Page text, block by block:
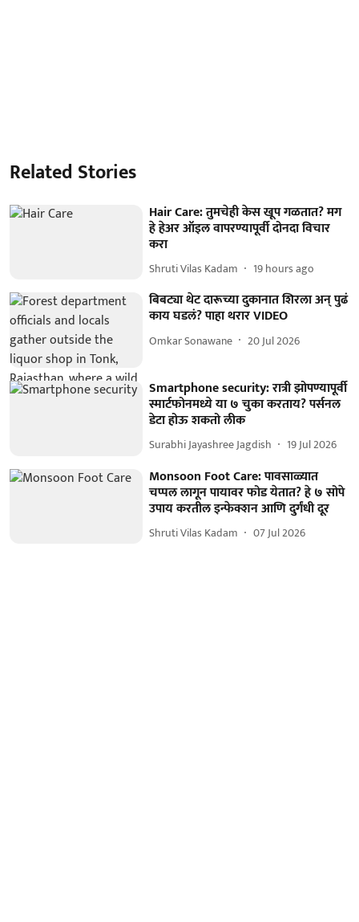
Related Stories
Hair Care: तुमचेही केस खूप गळतात? मग
हे हेअर ऑइल वापरण्यापूर्वी दोनदा विचार
करा
Shruti Vilas Kadam 19 hours ago
बिबट्या थेट दारूच्या दुकानात शिरला अन् पुढं
काय घडलं? पाहा थरार VIDEO
Omkar Sonawane 20 Jul 2026
Smartphone security: रात्री झोपण्यापूर्वी
स्मार्टफोनमध्ये या ७ चुका करताय? पर्सनल
डेटा होऊ शकतो लीक
Surabhi Jayashree Jagdish 19 Jul 2026
Monsoon Foot Care: पावसाळ्यात
चप्पल लागून पायावर फोड येतात? हे ७ सोपे
उपाय करतील इन्फेक्शन आणि दुर्गंधी दूर
Shruti Vilas Kadam 07 Jul 2026